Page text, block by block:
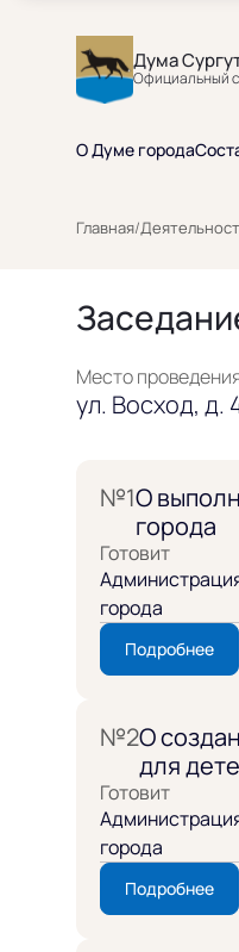
Дума
Официальный
О Думе города
Главная/
Место
ул. Восход, д.
№1О
города
Готовит
города
Подробнее
№2О
для
Готовит
города
Подробнее